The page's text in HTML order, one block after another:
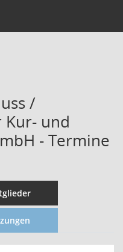
/
und
- Termine